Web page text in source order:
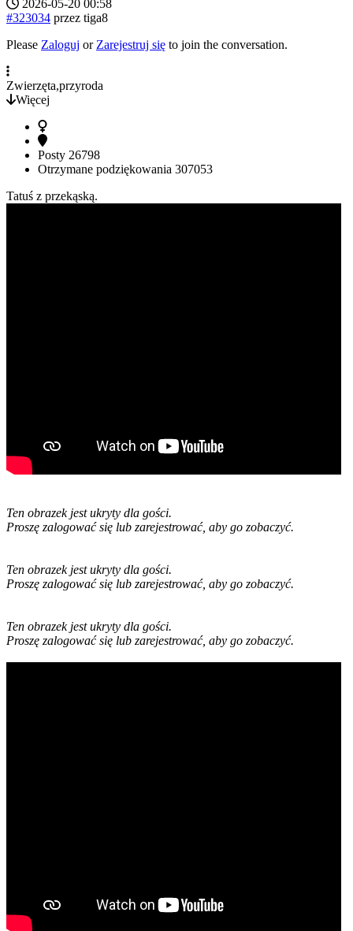
2026-05-20 00:58
#323034 przez tiga8
Please Zaloguj or Zarejestruj się to join the conversation.
Zwierzęta,przyroda
Więcej
Posty 26798
Otrzymane podziękowania 307053
Tatuś z przekąską.
Ten obrazek jest ukryty dla gości.
Proszę zalogować się lub zarejestrować, aby go zobaczyć.
Ten obrazek jest ukryty dla gości.
Proszę zalogować się lub zarejestrować, aby go zobaczyć.
Ten obrazek jest ukryty dla gości.
Proszę zalogować się lub zarejestrować, aby go zobaczyć.